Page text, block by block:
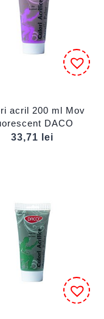
acril 200 ml Mov
DACO
33,71
lei